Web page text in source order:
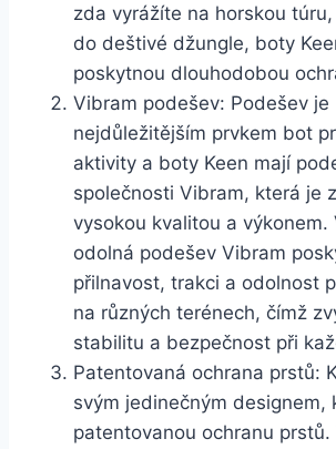
zda vyrážíte ⁢na horskou​
do deštivé džungle, boty
⁤poskytnou dlouhodobou
Vibram podešev: Podešev ‍je⁣
nejdůležitějším prvkem ‍bot
aktivity​ a ‌boty Keen mají
společnosti Vibram, ⁤která je
vysokou kvalitou a výkonem.
odolná podešev Vibram
přilnavost, ‌trakci a ‍odolnost
​na ⁤různých terénech, čímž
stabilitu ⁤a⁣ bezpečnost při
Patentovaná ochrana prstů:
svým jedinečným designem,
patentovanou⁢ ochranu prstů.